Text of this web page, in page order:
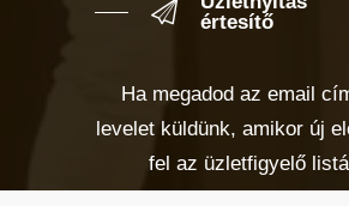
értesítő
Ha megadod az email
levelet küldünk, amikor új
fel az üzletfigyelő